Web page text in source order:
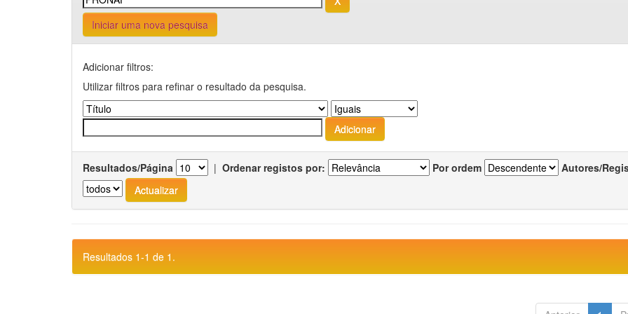
Iniciar uma nova pesquisa
Adicionar filtros:
Utilizar filtros para refinar o resultado da pesquisa.
Resultados/Página | Ordenar registos por: Por ordem Autores/
Resultados 1-1 de 1.